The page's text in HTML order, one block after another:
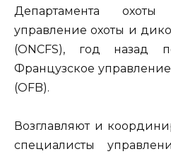
Департамента
управление охоты и
(ONCFS), год назад
Французское
(OFB).
Возглавляют и
специалисты